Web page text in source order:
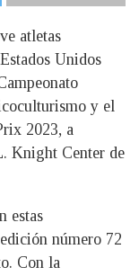
atletas
Unidos
y el
2023, a
Knight Center de
estas
número 72
Con la